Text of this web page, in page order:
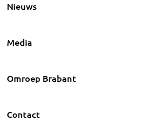
Nieuws
Media
Omroep Brabant
Contact